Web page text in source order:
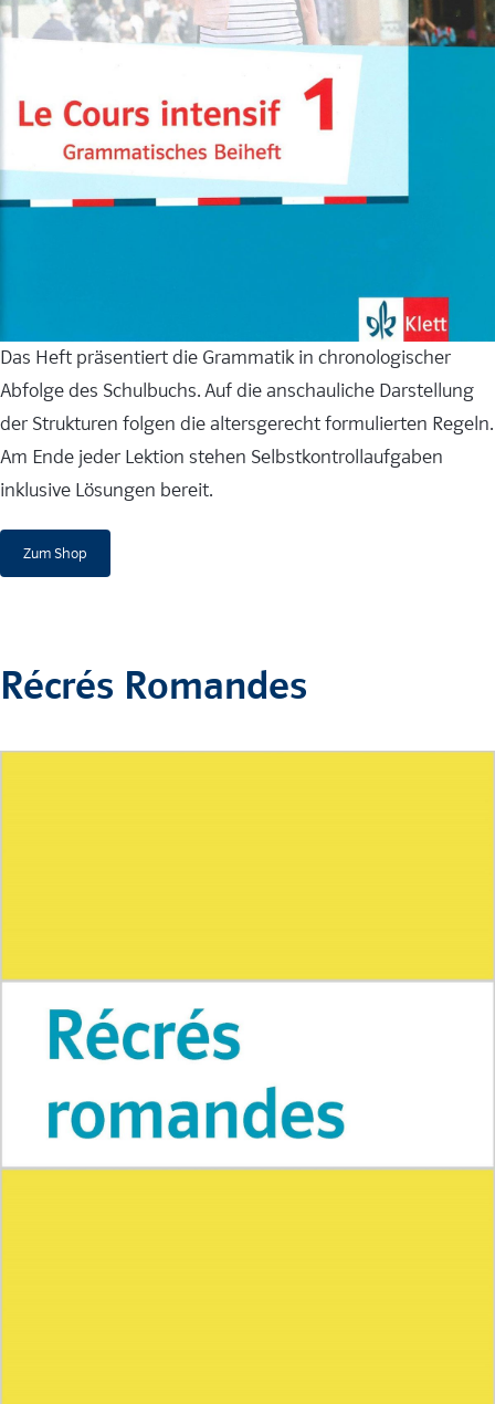
Das Heft präsentiert die Grammatik in chronologischer
Abfolge des Schulbuchs. Auf die anschauliche Darstellung
der Strukturen folgen die altersgerecht formulierten Regeln.
Am Ende jeder Lektion stehen Selbstkontrollaufgaben
inklusive Lösungen bereit.
Zum Shop
Récrés Romandes